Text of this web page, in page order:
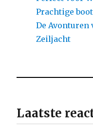
Prachtige
De Avonturen
Zeiljacht
Laatste